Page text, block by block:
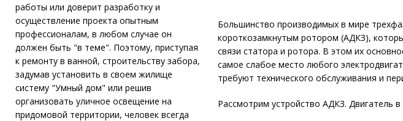
Большинство производимых в мире
короткозамкнутым ротором (АДКЗ),
связи статора и ротора. В этом их
самое слабое место любого
требуют технического обслуживания и
Рассмотрим устройство АДКЗ. Двигатель в
работы или доверит разработку и
осуществление проекта опытным
профессионалам, в любом случае он
должен быть "в теме". Поэтому, приступая
к ремонту в ванной, строительству забора,
задумав установить в своем жилище
систему "Умный дом" или решив
организовать уличное освещение на
придомовой территории, человек всегда